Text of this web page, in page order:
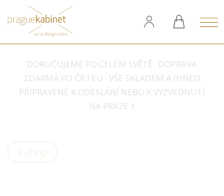
DORUČUJEME PO CELÉM SVĚTĚ · DOPRAVA
ZDARMA PO ČR I EU · VŠE SKLADEM A IHNED
PŘIPRAVENÉ K ODESLÁNÍ NEBO K VYZVEDNUTÍ
NA PRAZE 1
e-shop